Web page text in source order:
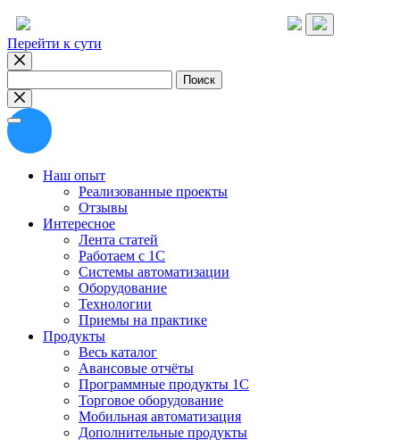
Перейти к сути
Наш опыт
Реализованные проекты
Отзывы
Интересное
Лента статей
Работаем с 1С
Системы автоматизации
Оборудование
Технологии
Приемы на практике
Продукты
Весь каталог
Авансовые отчёты
Программные продукты 1С
Торговое оборудование
Мобильная автоматизация
Дополнительные продукты